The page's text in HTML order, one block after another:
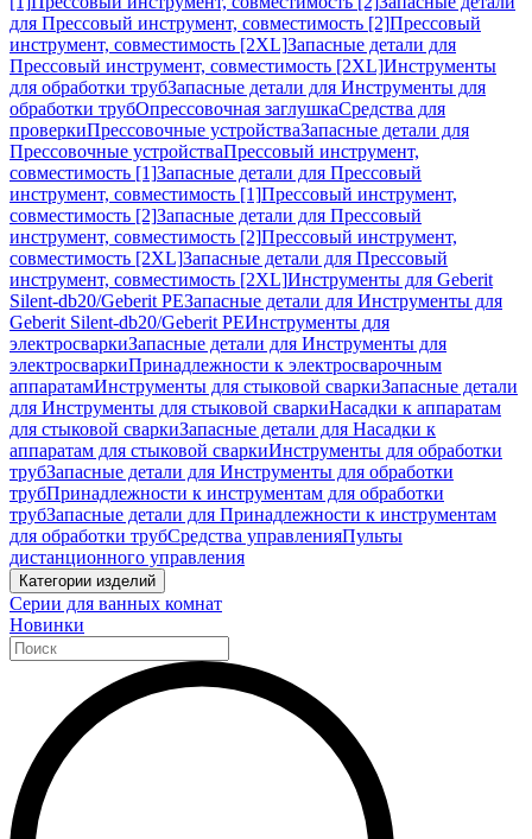
для Прессовый инструмент, совместимость [2]Прессовый
инструмент, совместимость [2XL]Запасные детали для
Прессовый инструмент, совместимость [2XL]Инструменты
для обработки трубЗапасные детали для Инструменты для
обработки трубОпрессовочная заглушкаСредства для
проверкиПрессовочные устройстваЗапасные детали для
Прессовочные устройстваПрессовый инструмент,
совместимость [1]Запасные детали для Прессовый
инструмент, совместимость [1]Прессовый инструмент,
совместимость [2]Запасные детали для Прессовый
инструмент, совместимость [2]Прессовый инструмент,
совместимость [2XL]Запасные детали для Прессовый
инструмент, совместимость [2XL]Инструменты для Geberit
Silent-db20/Geberit PEЗапасные детали для Инструменты для
Geberit Silent-db20/Geberit PEИнструменты для
электросваркиЗапасные детали для Инструменты для
электросваркиПринадлежности к электросварочным
аппаратамИнструменты для стыковой сваркиЗапасные детали
для Инструменты для стыковой сваркиНасадки к аппаратам
для стыковой сваркиЗапасные детали для Насадки к
аппаратам для стыковой сваркиИнструменты для обработки
трубЗапасные детали для Инструменты для обработки
трубПринадлежности к инструментам для обработки
трубЗапасные детали для Принадлежности к инструментам
для обработки трубСредства управленияПульты
дистанционного управления
Категории изделий
Серии для ванных комнат
Новинки